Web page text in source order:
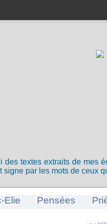
des textes extraits de mes
signe par les mots de ceux
Elie Pensées